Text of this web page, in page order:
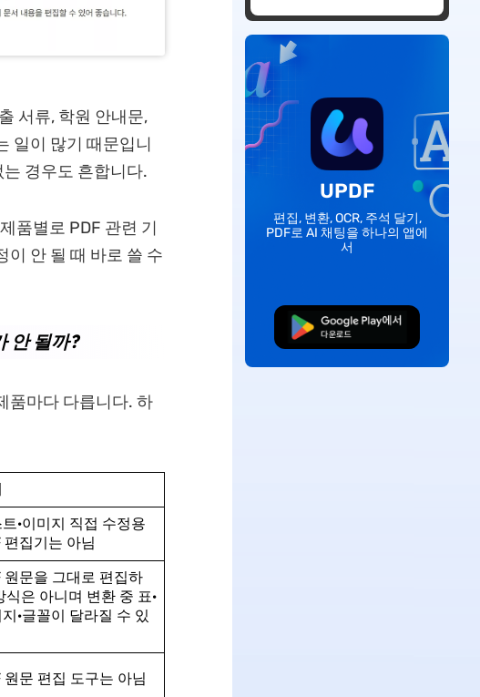
서류, 학원 안내문,
일이 많기 때문입니
경우도 흔합니다.
품별로 PDF 관련 기
이 안 될 때 바로 쓸 수
안 될까?
품마다 다릅니다. 하
·이미지 직접 수정용
편집기는 아님
원문을 그대로 편집하
식은 아니며 변환 중 표·
·글꼴이 달라질 수 있
원문 편집 도구는 아님
UPDF
편집, 변환, OCR, 주석 달기,
PDF로 AI 채팅을 하나의 앱에
서
무료로 다운로드